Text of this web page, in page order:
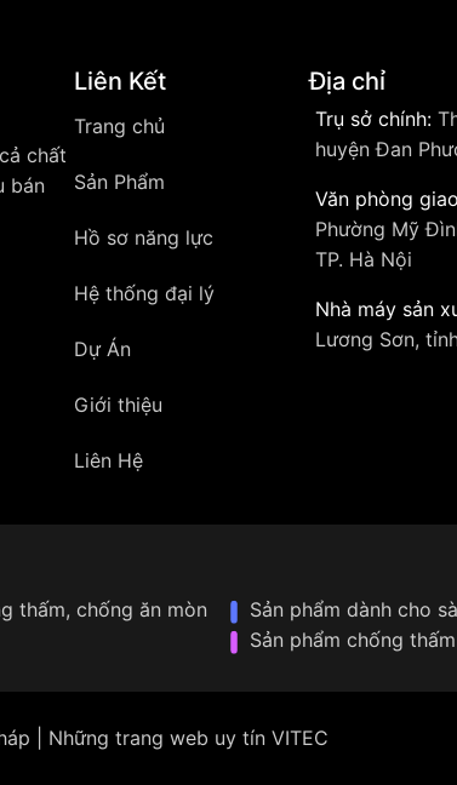
chất
bán
Liên Kết
Trang chủ
Sản Phẩm
Hồ sơ năng lực
Hệ thống đại lý
Dự Án
Giới thiệu
Liên Hệ
Địa chỉ
Trụ sở chính:
huyện Đan
Văn phòng
Phường Mỹ
TP. Hà Nội
Nhà máy sản
Lương Sơn,
thấm, chống ăn mòn Sản phẩm dành cho
Sản phẩm chống thấm
| Những trang web uy tín VITEC